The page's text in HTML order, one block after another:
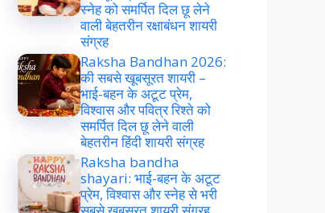
स्नेह को समर्पित दिल छू लेने
वाली बेहतरीन रक्षाबंधन शायरी
संग्रह
Raksha Bandhan 2026:
की सबसे खूबसूरत शायरी –
भाई-बहन के अटूट प्रेम,
विश्वास और पवित्र रिश्ते को
समर्पित दिल छू लेने वाली
बेहतरीन हिंदी शायरी संग्रह
Raksha bandha
shayari: भाई-बहन के अटूट
प्रेम, विश्वास और स्नेह से भरी